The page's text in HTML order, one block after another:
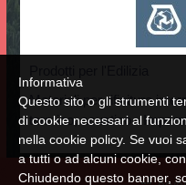
Materiali per rifiniture
termico, acustico -
Informativa
Questo sito o gli strumenti
di cookie necessari al
nella cookie policy. Se vuoi
a tutti o ad alcuni cookie,
Chiudendo questo banner,